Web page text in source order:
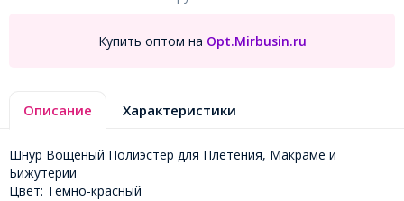
Купить оптом на Opt.Mirbusin.ru
Описание Характеристики
Шнур Вощеный Полиэстер для Плетения, Макраме и
Бижутерии
Цвет: Темно-красный